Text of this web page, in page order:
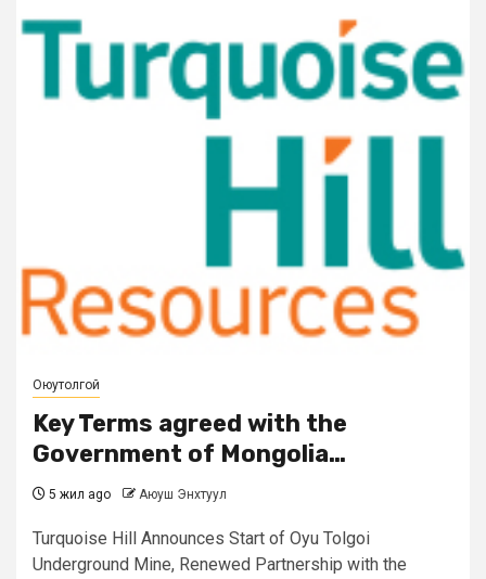
Оюутолгой
Key Terms agreed with the
Government of Mongolia…
5 жил ago Аюуш Энхтуул
Turquoise Hill Announces Start of Oyu Tolgoi
Underground Mine, Renewed Partnership with the